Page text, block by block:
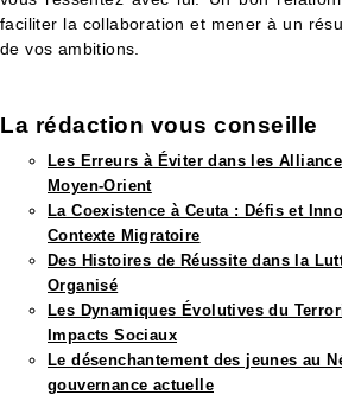
faciliter la collaboration et mener à un
de vos ambitions.
La rédaction vous conseille​
Les Erreurs à Éviter dans les
Moyen-Orient
La Coexistence à Ceuta : Défis et
Contexte Migratoire
Des Histoires de Réussite dans la
Organisé
Les Dynamiques Évolutives du
Impacts Sociaux
Le désenchantement des jeunes au
gouvernance actuelle